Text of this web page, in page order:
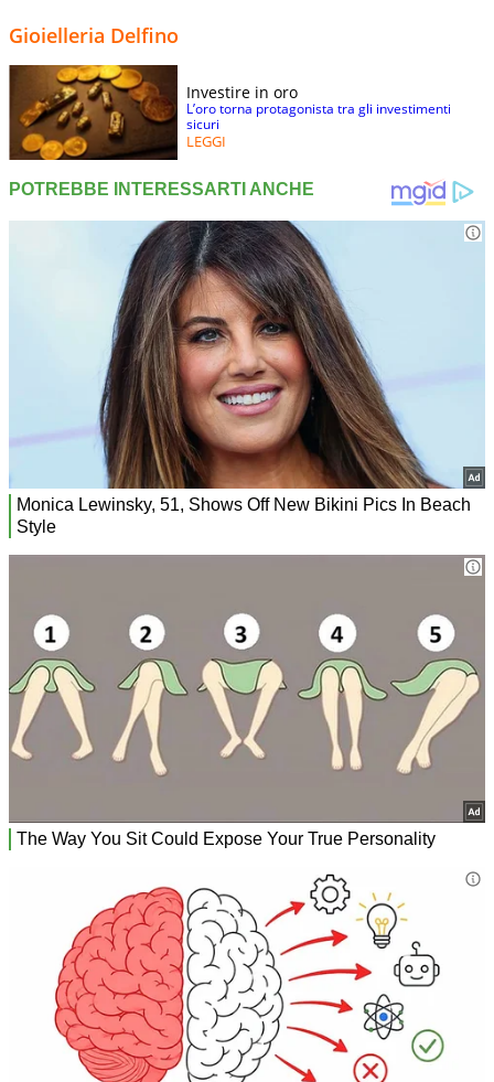
Gioielleria Delfino
Investire in oro
L’oro torna protagonista tra gli investimenti
sicuri
LEGGI